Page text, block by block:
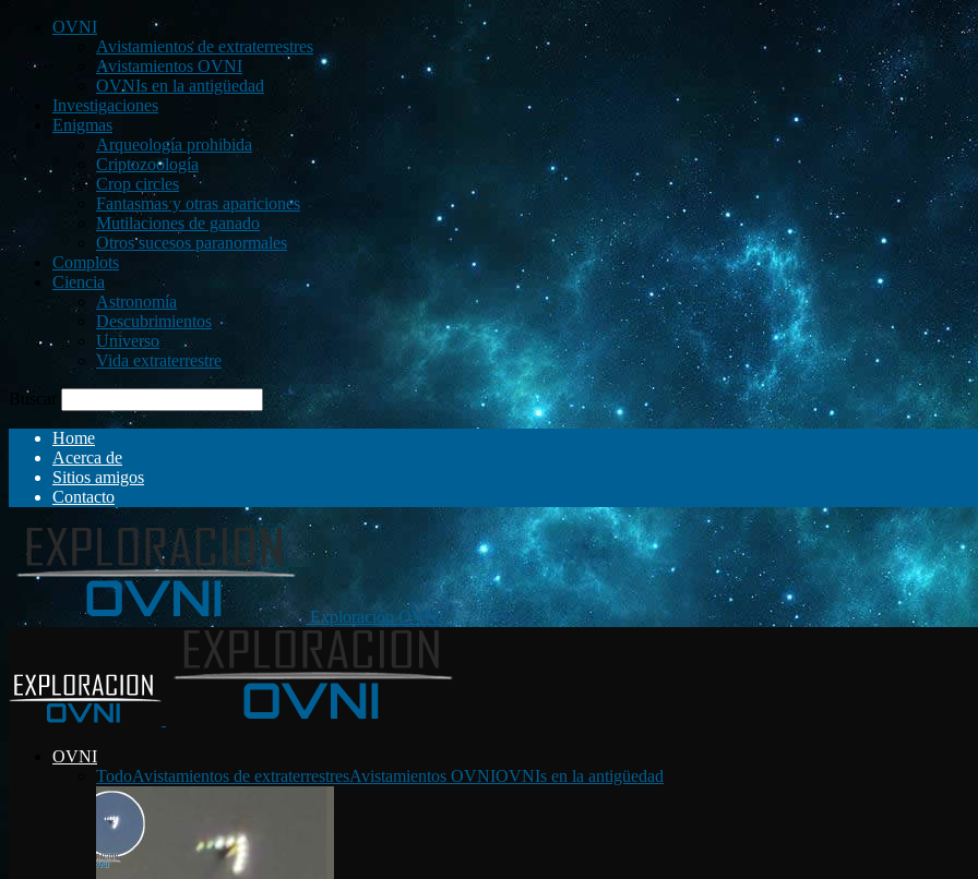
OVNI
Avistamientos de extraterrestres
Avistamientos OVNI
OVNIs en la antigüedad
Investigaciones
Enigmas
Arqueología prohibida
Criptozoología
Crop circles
Fantasmas y otras apariciones
Mutilaciones de ganado
Otros sucesos paranormales
Complots
Ciencia
Astronomía
Descubrimientos
Universo
Vida extraterrestre
Buscar
Home
Acerca de
Sitios amigos
Contacto
Exploración OVNI
OVNI
TodoAvistamientos de extraterrestresAvistamientos OVNIOVNIs en la antigüedad